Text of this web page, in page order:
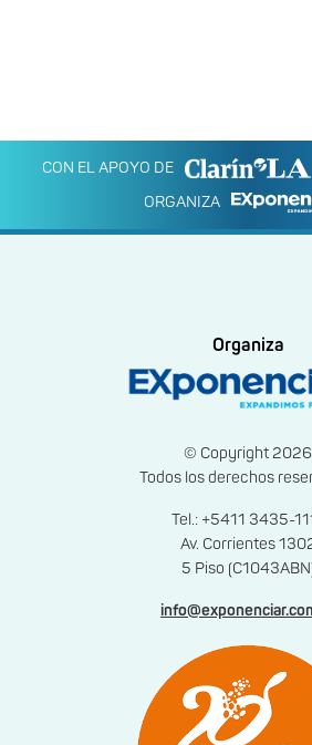
CON EL APOYO DE
ORGANIZA
Organiza
© Copyright 2026
Todos los derechos
Tel.: +5411 3435-
Av. Corrientes
5 Piso